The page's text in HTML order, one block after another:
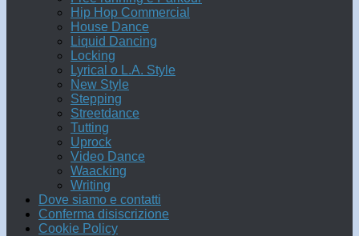
Hip Hop Commercial
House Dance
Liquid Dancing
Locking
Lyrical o L.A. Style
New Style
Stepping
Streetdance
Tutting
Uprock
Video Dance
Waacking
Writing
Dove siamo e contatti
Conferma disiscrizione
Cookie Policy